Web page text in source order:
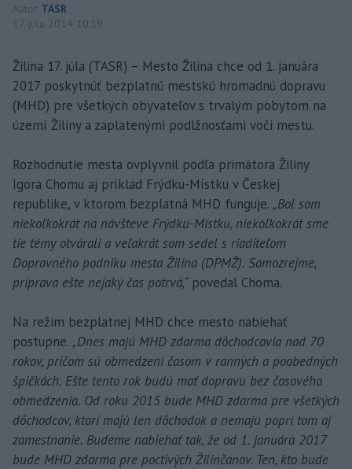
Autor TASR
17. júla 2014 10:19
Žilina 17. júla (TASR) – Mesto Žilina chce od 1. januára
2017 poskytnúť bezplatnú mestskú hromadnú dopravu
(MHD) pre všetkých obyvateľov s trvalým pobytom na
území Žiliny a zaplatenými podlžnosťami voči mestu.
Rozhodnutie mesta ovplyvnil podľa primátora Žiliny
Igora Chomu aj príklad Frýdku-Místku v Českej
republike, v ktorom bezplatná MHD funguje. „Bol som
niekoľkokrát na návšteve Frýdku-Místku, niekoľkokrát sme
tie témy otvárali a veľakrát som sedel s riaditeľom
Dopravného podniku mesta Žilina (DPMŽ). Samozrejme,
príprava ešte nejaký čas potrvá,“ povedal Choma.
Na režim bezplatnej MHD chce mesto nabiehať
postupne. „Dnes majú MHD zdarma dôchodcovia nad 70
rokov, pričom sú obmedzení časom v ranných a poobedných
špičkách. Ešte tento rok budú mať dopravu bez časového
obmedzenia. Od roku 2015 bude MHD zdarma pre všetkých
dôchodcov, ktorí majú len dôchodok a nemajú popri tom aj
zamestnanie. Budeme nabiehať tak, že od 1. januára 2017
bude MHD zdarma pre poctivých Žilinčanov. Ten, kto bude